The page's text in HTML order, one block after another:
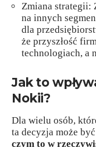
Zmiana strategii:
na innych
dla
że przyszłość
technologiach, a
Jak to
Nokii?
Dla wielu osób,
ta decyzja może
czym to w